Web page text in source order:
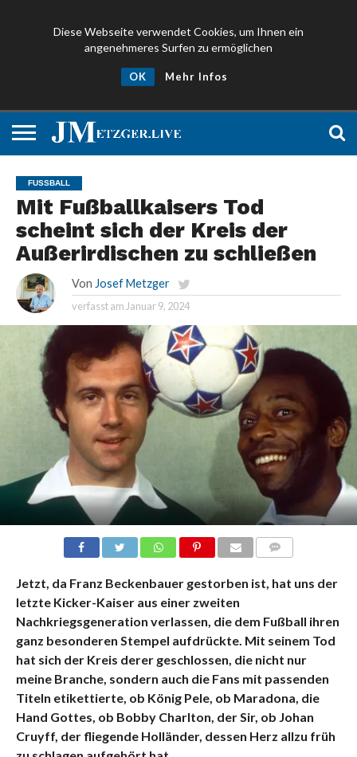
Diese Webseite verwendet Cookies, um Ihnen ein
angenehmeres Surfen zu ermöglichen
OK Mehr Infos
FUSSBALL
Mit Fußballkaisers Tod
scheint sich der Kreis der
Außerirdischen zu schließen
Von Josef Metzger
verfasst am Januar 9, 2024
Jetzt, da Franz Beckenbauer gestorben ist, hat uns der
letzte Kicker-Kaiser aus einer zweiten
Nachkriegsgeneration verlassen, die dem Fußball ihren
ganz besonderen Stempel aufdrückte. Mit seinem Tod
hat sich der Kreis derer geschlossen, die nicht nur
meine Branche, sondern auch die Fans mit passenden
Titeln etikettierte, ob König Pele, ob Maradona, die
Hand Gottes, ob Bobby Charlton, der Sir, ob Johan
Cruyff, der fliegende Holländer, dessen Herz allzu früh